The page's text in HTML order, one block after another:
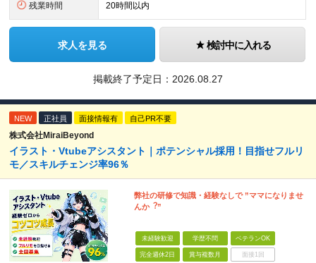
残業時間 20時間以内
求人を見る 検討中に入れる
掲載終了予定日： 2026.08.27
NEW 正社員 面接情報有 自己PR不要
株式会社MiraiBeyond
イラスト・Vtubeアシスタント｜ポテンシャル採用！目指せフルリ
モ／スキルチェンジ率96％
弊社の研修で知識・経験なしで ”ママになりませ
んか︖”
未経験歓迎 学歴不問 ベテランOK
完全週休2日 賞与複数月 面接1回